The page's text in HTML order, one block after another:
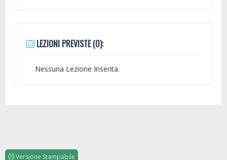
LEZIONI PREVISTE (0):
Nessuna Lezione Inserita.
Versione Stampabile